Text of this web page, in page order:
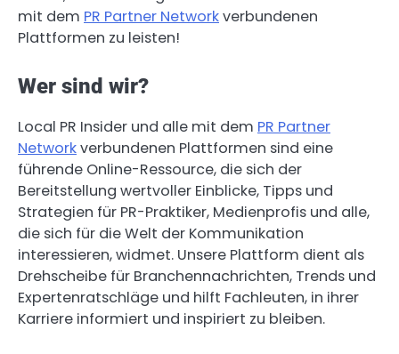
mit dem PR Partner Networkverbundenen
Plattformen zu leisten!
Wer sind wir?
Local PR Insider und alle mit dem PR Partner
Networkverbundenen Plattformen sind eine
führende Online-Ressource, die sich der
Bereitstellung wertvoller Einblicke, Tipps und
Strategien für PR-Praktiker, Medienprofis und alle,
die sich für die Welt der Kommunikation
interessieren, widmet. Unsere Plattform dient als
Drehscheibe für Branchennachrichten, Trends und
Expertenratschläge und hilft Fachleuten, in ihrer
Karriere informiert und inspiriert zu bleiben.